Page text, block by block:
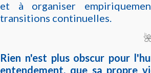
et à organiser
transitions continuelles.
Rien n'est plus obscur pour
entendement, que sa propre